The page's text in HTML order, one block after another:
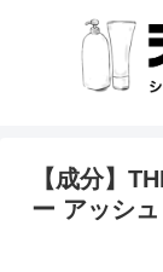
【成分】
ー アッシュ